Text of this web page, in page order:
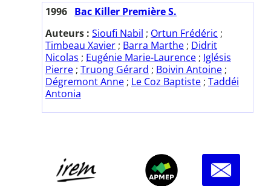
1996 Bac Killer Première S.
Auteurs : Sioufi Nabil ; Ortun Frédéric ;
Timbeau Xavier ; Barra Marthe ; Didrit
Nicolas ; Eugénie Marie-Laurence ; Iglésis
Pierre ; Truong Gérard ; Boivin Antoine ;
Dégremont Anne ; Le Coz Baptiste ; Taddéi
Antonia